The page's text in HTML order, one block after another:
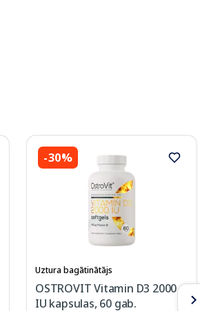
-30%
Uztura bagātinātājs
OSTROVIT Vitamin D3 2000
IU kapsulas, 60 gab.